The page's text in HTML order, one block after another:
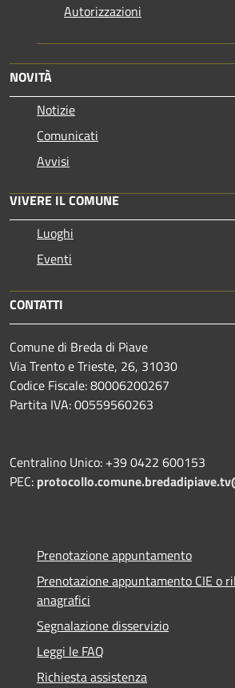
Autorizzazioni
NOVITÀ
Notizie
Comunicati
Avvisi
VIVERE IL COMUNE
Luoghi
Eventi
CONTATTI
Comune di Breda di Piave
Via Trento e Trieste, 26, 31030
Codice Fiscale: 80006200267
Partita IVA: 00559560263
Centralino Unico: +39 0422 600153
PEC:
Prenotazione appuntamento
Prenotazione appuntamento CIE o
anagrafici
Segnalazione disservizio
Leggi le FAQ
Richiesta assistenza